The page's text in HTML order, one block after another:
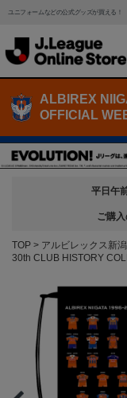
ユニフォームなどの公式グッズが買える！
ALBIREX
OFFICIAL
平日午
ご購
TOP アルビレックス新潟
30th CLUB HISTORY